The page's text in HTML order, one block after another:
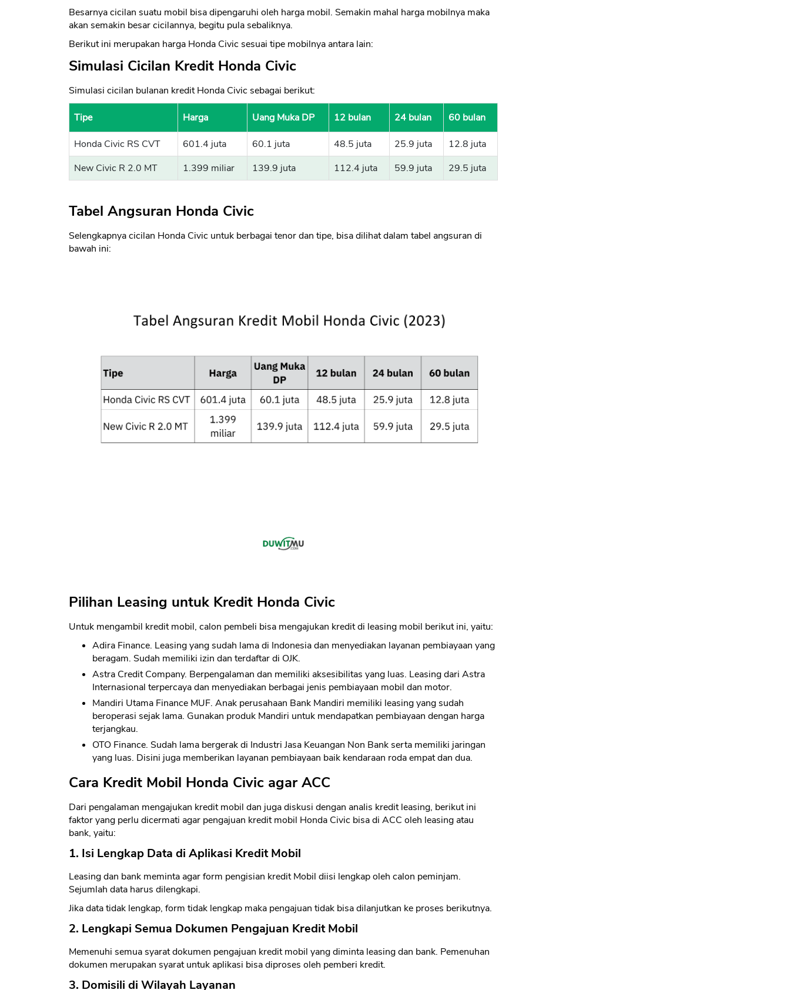
Besarnya cicilan suatu mobil bisa dipengaruhi oleh harga mobil. Semakin mahal harga mobilnya maka
akan semakin besar cicilannya, begitu pula sebaliknya.
Berikut ini merupakan harga Honda Civic sesuai tipe mobilnya antara lain:
Simulasi Cicilan Kredit Honda Civic
Simulasi cicilan bulanan kredit Honda Civic sebagai berikut:
Tipe Harga Uang Muka DP 12 bulan 24 bulan 60 bulan
Honda Civic RS CVT 601.4 juta 60.1 juta 48.5 juta 25.9 juta
12.8 juta
New Civic R 2.0 MT
1.399 miliar 139.9 juta 112.4 juta 59.9 juta 29.5 juta
Tabel Angsuran Honda Civic
Selengkapnya cicilan Honda Civic untuk berbagai tenor dan tipe, bisa dilihat dalam tabel angsuran di
bawah ini:
Pilihan Leasing untuk Kredit Honda Civic
Untuk mengambil kredit mobil, calon pembeli bisa mengajukan kredit di leasing mobil berikut ini, yaitu:
Adira Finance. Leasing yang sudah lama di Indonesia dan menyediakan layanan pembiayaan yang
beragam. Sudah memiliki izin dan terdaftar di OJK.
Astra Credit Company. Berpengalaman dan memiliki aksesibilitas yang luas. Leasing dari Astra
Internasional terpercaya dan menyediakan berbagai jenis pembiayaan mobil dan motor.
Mandiri Utama Finance MUF. Anak perusahaan Bank Mandiri memiliki leasing yang sudah
beroperasi sejak lama. Gunakan produk Mandiri untuk mendapatkan pembiayaan dengan harga
terjangkau.
OTO Finance. Sudah lama bergerak di Industri Jasa Keuangan Non Bank serta memiliki jaringan
yang luas. Disini juga memberikan layanan pembiayaan baik kendaraan roda empat dan dua.
Cara Kredit Mobil Honda Civic agar ACC
Dari pengalaman mengajukan kredit mobil dan juga diskusi dengan analis kredit leasing, berikut ini
faktor yang perlu dicermati agar pengajuan kredit mobil Honda Civic bisa di ACC oleh leasing atau
bank, yaitu:
1. Isi Lengkap Data di Aplikasi Kredit Mobil
Leasing dan bank meminta agar form pengisian kredit Mobil diisi lengkap oleh calon peminjam.
Sejumlah data harus dilengkapi.
Jika data tidak lengkap, form tidak lengkap maka pengajuan tidak bisa dilanjutkan ke proses berikutnya.
2. Lengkapi Semua Dokumen Pengajuan Kredit Mobil
Memenuhi semua syarat dokumen pengajuan kredit mobil yang diminta leasing dan bank. Pemenuhan
dokumen merupakan syarat untuk aplikasi bisa diproses oleh pemberi kredit.
3. Domisili di Wilayah Layanan
OK
CANCEL